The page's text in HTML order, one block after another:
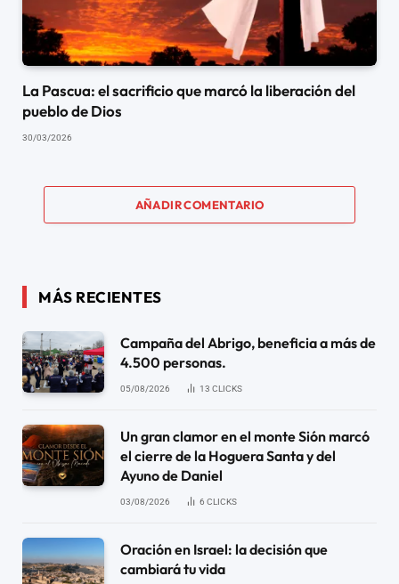
La Pascua: el sacrificio que marcó la liberación del
pueblo de Dios
30/03/2026
AÑADIR COMENTARIO
MÁS RECIENTES
Campaña del Abrigo, beneficia a más de
4.500 personas.
05/08/2026 13 CLICKS
Un gran clamor en el monte Sión marcó
el cierre de la Hoguera Santa y del
Ayuno de Daniel
03/08/2026 6 CLICKS
Oración en Israel: la decisión que
cambiará tu vida